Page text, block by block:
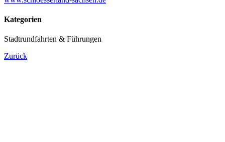
Kategorien
Stadtrundfahrten & Führungen
Zurück